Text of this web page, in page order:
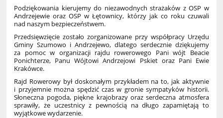
Podziękowania kierujemy do niezawodnych strażaków z OSP w
Andrzejewie oraz OSP w Łętownicy, którzy jak co roku czuwali
nad naszym bezpieczeństwem.
Przedsięwzięcie zostało zorganizowane przy współpracy Urzędu
Gminy Szumowo i Andrzejewo, dlatego serdecznie dziękujemy
za pomoc w organizacji rajdu rowerowego Pani wójt Beacie
Ponichterze, Panu Wójtowi Andrzejowi Pskiet oraz Pani Ewie
Krakówce.
Rajd Rowerowy był doskonałym przykładem na to, jak aktywnie
i przyjemnie można spędzić czas w gronie sympatyków historii.
Słoneczna pogoda, piękne krajobrazy oraz serdeczna atmosfera
sprawiły, że uczestnicy z pewnością na długo zapamiętają to
wyjątkowe wydarzenie.